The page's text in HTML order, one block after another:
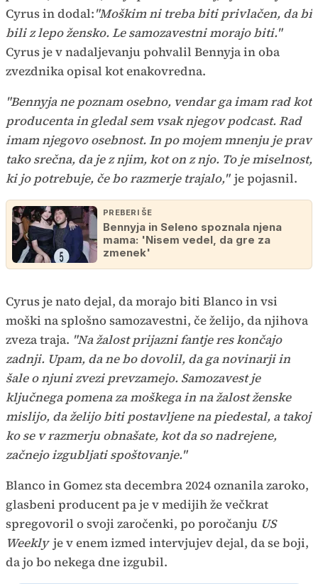
Cyrus in dodal:"Moškim ni treba biti privlačen, da bi
bili z lepo žensko. Le samozavestni morajo biti."
Cyrus je v nadaljevanju pohvalil Bennyja in oba
zvezdnika opisal kot enakovredna.
"Bennyja ne poznam osebno, vendar ga imam rad kot
producenta in gledal sem vsak njegov podcast. Rad
imam njegovo osebnost. In po mojem mnenju je prav
tako srečna, da je z njim, kot on z njo. To je miselnost,
ki jo potrebuje, če bo razmerje trajalo," je pojasnil.
PREBERI ŠE
Bennyja in Seleno spoznala njena
mama: 'Nisem vedel, da gre za
zmenek'
Cyrus je nato dejal, da morajo biti Blanco in vsi
moški na splošno samozavestni, če želijo, da njihova
zveza traja. "Na žalost prijazni fantje res končajo
zadnji. Upam, da ne bo dovolil, da ga novinarji in
šale o njuni zvezi prevzamejo. Samozavest je
ključnega pomena za moškega in na žalost ženske
mislijo, da želijo biti postavljene na piedestal, a takoj
ko se v razmerju obnašate, kot da so nadrejene,
začnejo izgubljati spoštovanje."
Blanco in Gomez sta decembra 2024 oznanila zaroko,
glasbeni producent pa je v medijih že večkrat
spregovoril o svoji zaročenki, po poročanju US
Weekly je v enem izmed intervjujev dejal, da se boji,
da jo bo nekega dne izgubil.